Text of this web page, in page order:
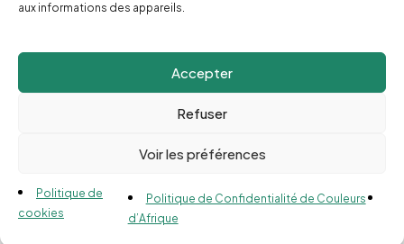
aux informations des appareils.
Accepter
Refuser
Voir les préférences
Politique de
cookies
Politique de Confidentialité de Couleurs
d’Afrique
Couleurs d’Afrique 974